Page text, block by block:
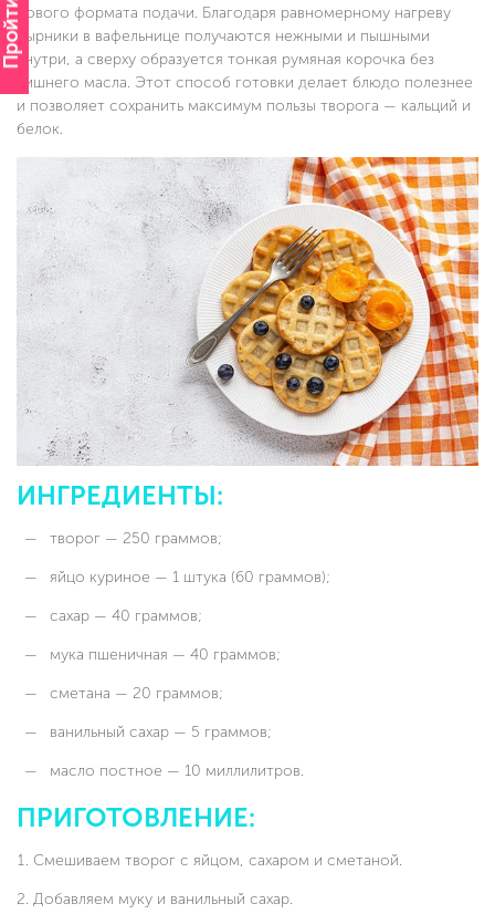
нового формата подачи. Благодаря равномерному нагреву
сырники в вафельнице получаются нежными и пышными
внутри, а сверху образуется тонкая румяная корочка без
лишнего масла. Этот способ готовки делает блюдо полезнее
и позволяет сохранить максимум пользы творога — кальций и
белок.
ИНГРЕДИЕНТЫ:
творог — 250 граммов;
яйцо куриное — 1 штука (60 граммов);
сахар — 40 граммов;
мука пшеничная — 40 граммов;
сметана — 20 граммов;
ванильный сахар — 5 граммов;
масло постное — 10 миллилитров.
ПРИГОТОВЛЕНИЕ:
Смешиваем творог с яйцом, сахаром и сметаной.
Добавляем муку и ванильный сахар.